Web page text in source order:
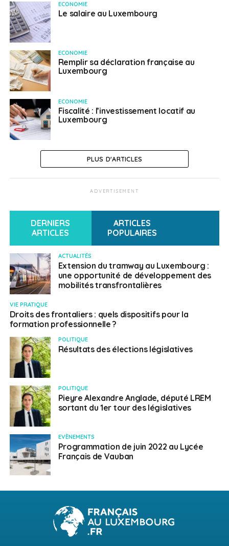
ECONOMIE
Le salaire au Luxembourg
ECONOMIE
Remplir sa déclaration française au
Luxembourg
ECONOMIE
Fiscalité : l’investissement locatif au
Luxembourg
PLUS D'ARTICLES
ADVERTISEMENT
DERNIERS
ARTICLES
ARTICLES
POPULAIRES
ACTUALITÉS
Extension du tramway au Luxembourg :
une opportunité de développement des
mobilités transfrontalières
VIE PRATIQUE
Droits des frontaliers : quels dispositifs pour la
formation professionnelle ?
POLITIQUE
Résultats des élections législatives
POLITIQUE
Pieyre Alexandre Anglade, député LREM
sortant du 1er tour des législatives
EVÈNEMENTS
Programmation de juin 2022 au Lycée
Français de Vauban